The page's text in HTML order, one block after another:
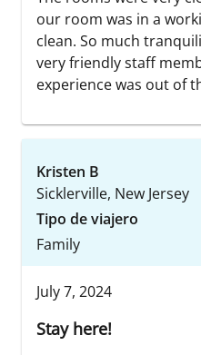
our room was in a
clean. So much
very friendly staff
experience was out of
Kristen B
Sicklerville, New Jersey
Tipo de viajero
Family
July 7, 2024
Stay here!